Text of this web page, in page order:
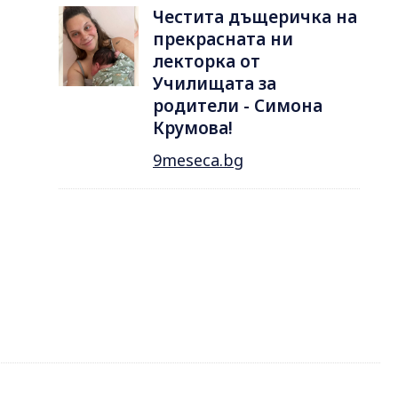
Честита дъщеричка на
прекрасната ни
лекторка от
Училищата за
родители - Симона
Крумова!
9meseca.bg